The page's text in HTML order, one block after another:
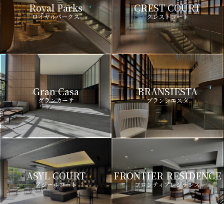
Royal Parks
ロイヤルパークス
CREST COURT
クレストコート
Gran Casa
グランカーサ
BRANSIESTA
ブランシエスタ
ASYL COURT
アジールコート
FRONTIER RESIDENCE
フロンティアレジデンス